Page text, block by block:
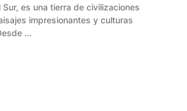
Sur, es una tierra de civilizaciones
impresionantes y culturas
…